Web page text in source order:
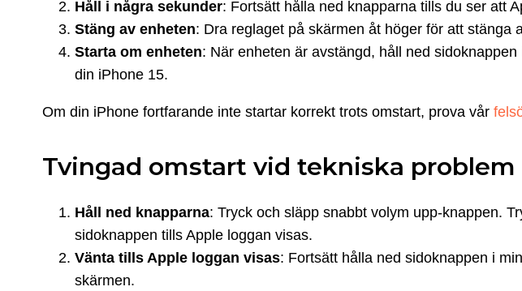
Håll i några sekunder: Fortsätt hålla ned knapparna tills du ser att
Stäng av enheten: Dra reglaget på skärmen åt höger för att stänga
Starta om enheten: När enheten är avstängd, håll ned
din iPhone 15.
Om din iPhone fortfarande inte startar korrekt trots omstart, prova vår
Tvingad omstart vid tekniska problem
Håll ned knapparna: Tryck och släpp snabbt volym upp-knappen.
sidoknappen tills Apple loggan visas.
Vänta tills Apple loggan visas: Fortsätt hålla ned sidoknappen i
skärmen.